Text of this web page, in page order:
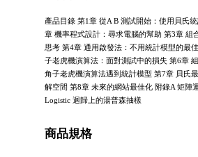
產品目錄 第1章 從A B 測試開始：使用貝氏
章 機率程式設計：尋求電腦的幫助 第3章 組
思考 第4章 通用啟發法：不用統計模型的最
子老虎機演算法：面對測試中的損失 第6章
角子老虎機演算法遇到統計模型 第7章 貝氏
解空間 第8章 未來的網站最佳化 附錄A 矩陣
Logistic 迴歸上的湯普森抽樣
商品規格